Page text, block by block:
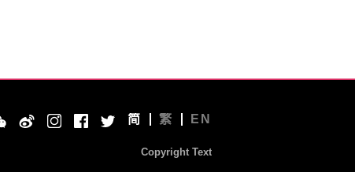
简 繁 EN
Copyright Text